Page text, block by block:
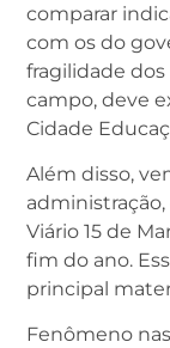
comparar
com os do
fragilidade
campo, deve
Cidade
Além disso,
Viário 15 de
fim do ano.
principal
Fenômeno